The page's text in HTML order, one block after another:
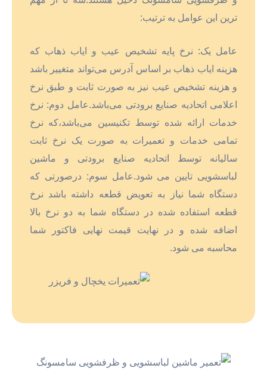
ترین این عوامل به ترتیب:
عامل یک: نرخ پایه تشخیص عیب و ایاب ذهاب که
هزینه ایاب ذهاب بر اساس آدرس می‌تواند متغییر باشد
و هزینه تشخیص عیب نیز به صورت ثابت و طبق نرخ
اعلامی اتحادیه صنایع برودتی می‌باشد.عامل دوم: نرخ
خدمات ارائه شده توسط تکنیسین می‌باشد،که نرخ
تمامی خدمات و تعمیرات به صورت یک نرخ ثابت
سالیانه توسط اتحادیه صنایع برودتی و ماشین
لباسشویی تایین می شود.عامل سوم: درصورتی که
دستگاه شما نیاز به تعویض قطعه داشته باشد نرخ
قطعه استفاده شده در دستگاه شما به دو نرخ بالا
اضافه شده و در نهایت قیمت نهایی فاکتور شما
محاسبه می شود.